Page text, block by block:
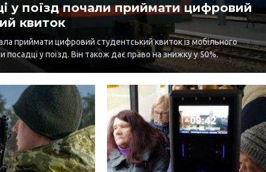
у поїзд почали приймати цифровий
квиток
приймати цифровий студентський квиток із мобільного
посадці у поїзд. Він також дає право на знижку у 50%.